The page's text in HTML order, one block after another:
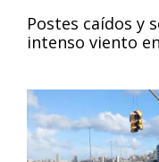
Postes caídos y
intenso viento